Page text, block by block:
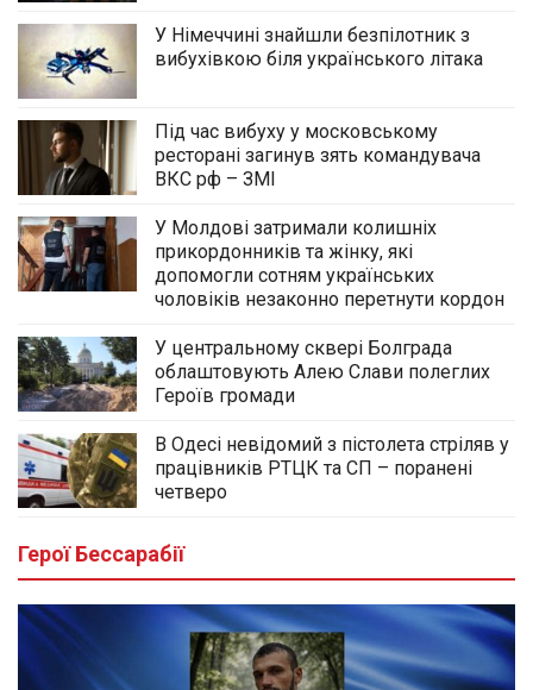
У Німеччині знайшли безпілотник з
вибухівкою біля українського літака
Під час вибуху у московському
ресторані загинув зять командувача
ВКС рф – ЗМІ
У Молдові затримали колишніх
прикордонників та жінку, які
допомогли сотням українських
чоловіків незаконно перетнути кордон
У центральному сквері Болграда
облаштовують Алею Слави полеглих
Героїв громади
В Одесі невідомий з пістолета стріляв у
працівників РТЦК та СП – поранені
четверо
Герої Бессарабії